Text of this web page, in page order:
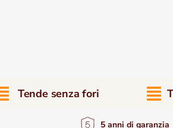
Tende senza fori
5 anni di garanzia